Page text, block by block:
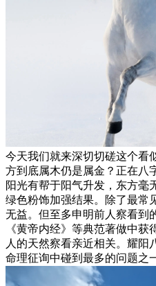
今天我们就来深切切磋这个
方到底属木仍是属金？正在八
阳光有帮于阳气升发，东方毫
绿色粉饰加强结果。除了最常
无益。但至多申明前人察看到
《黄帝内经》等典范著做中
人的天然察看亲近相关。耀阳
命理征询中碰到最多的问题之